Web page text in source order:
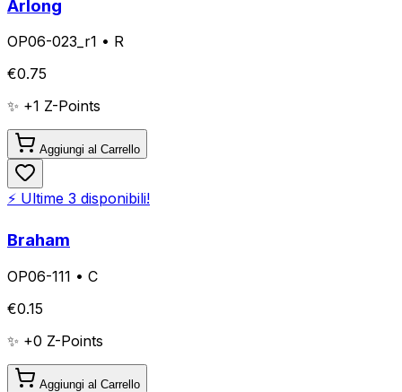
Arlong
OP06-023_r1 • R
€0.75
✨ +1 Z-Points
Aggiungi al Carrello
⚡ Ultime 3 disponibili!
Braham
OP06-111 • C
€0.15
✨ +0 Z-Points
Aggiungi al Carrello